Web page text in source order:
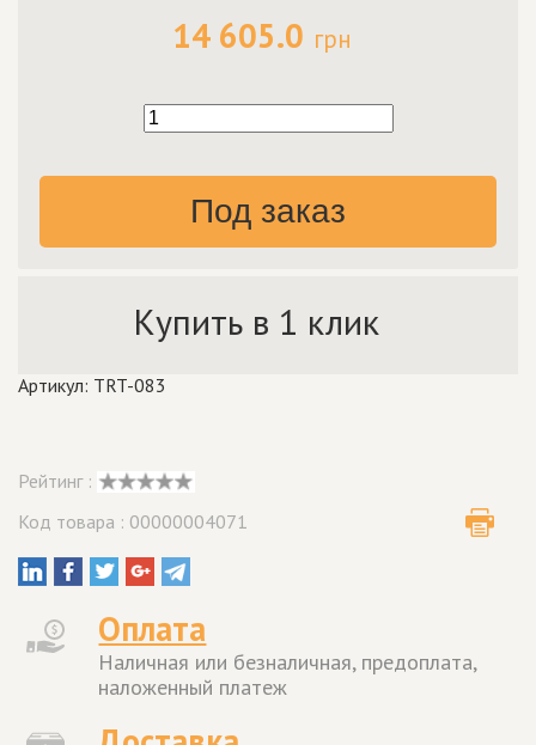
14 605.0 грн
Под заказ
Купить в 1 клик
Артикул: TRT-083
Рейтинг :
Код товара : 00000004071
Оплата
Наличная или безналичная, предоплата,
наложенный платеж